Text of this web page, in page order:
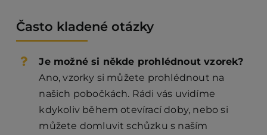
Často kladené otázky
Je možné si někde prohlédnout vzorek?
Ano, vzorky si můžete prohlédnout na
našich pobočkách. Rádi vás uvidíme
kdykoliv během otevírací doby, nebo si
můžete domluvit schůzku s naším